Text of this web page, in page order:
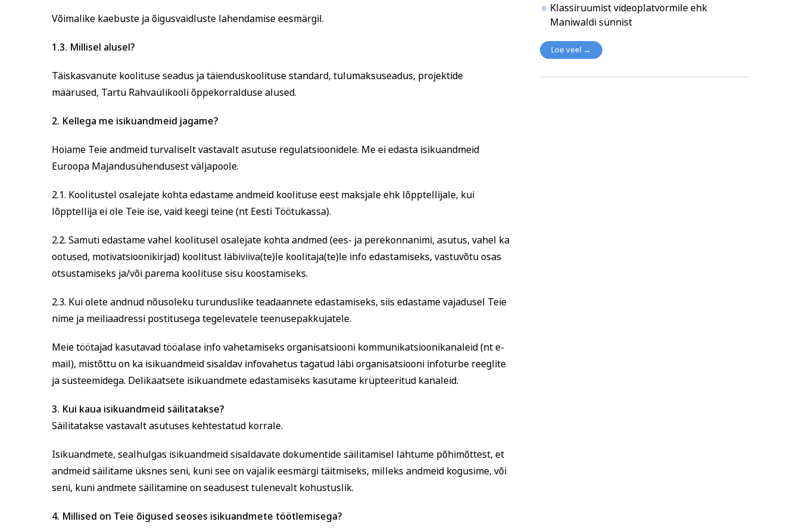
Võimalike kaebuste ja õigusvaidluste lahendamise eesmärgil.
1.3. Millisel alusel?
Täiskasvanute koolituse seadus ja täienduskoolituse standard, tulumaksuseadus, projektide
määrused, Tartu Rahvaülikooli õppekorralduse alused.
2. Kellega me isikuandmeid jagame?
Hoiame Teie andmeid turvaliselt vastavalt asutuse regulatsioonidele. Me ei edasta isikuandmeid
Euroopa Majandusühendusest väljapoole.
2.1. Koolitustel osalejate kohta edastame andmeid koolituse eest maksjale ehk lõpptellijale, kui
lõpptellija ei ole Teie ise, vaid keegi teine (nt Eesti Töötukassa).
2.2. Samuti edastame vahel koolitusel osalejate kohta andmed (ees- ja perekonnanimi, asutus, vahel ka
ootused, motivatsioonikirjad) koolitust läbiviiva(te)le koolitaja(te)le info edastamiseks, vastuvõtu osas
otsustamiseks ja/või parema koolituse sisu koostamiseks.
2.3. Kui olete andnud nõusoleku turunduslike teadaannete edastamiseks, siis edastame vajadusel Teie
nime ja meiliaadressi postitusega tegelevatele teenusepakkujatele.
Meie töötajad kasutavad tööalase info vahetamiseks organisatsiooni kommunikatsioonikanaleid (nt e-
mail), mistõttu on ka isikuandmeid sisaldav infovahetus tagatud läbi organisatsiooni infoturbe reeglite
ja süsteemidega. Delikaatsete isikuandmete edastamiseks kasutame krüpteeritud kanaleid.
3. Kui kaua isikuandmeid säilitatakse?
Säilitatakse vastavalt asutuses kehtestatud korrale.
Isikuandmete, sealhulgas isikuandmeid sisaldavate dokumentide säilitamisel lähtume põhimõttest, et
andmeid säilitame üksnes seni, kuni see on vajalik eesmärgi täitmiseks, milleks andmeid kogusime, või
seni, kuni andmete säilitamine on seadusest tulenevalt kohustuslik.
4. Millised on Teie õigused seoses isikuandmete töötlemisega?
Klassiruumist videoplatvormile ehk
Maniwaldi sünnist
Loe veel →